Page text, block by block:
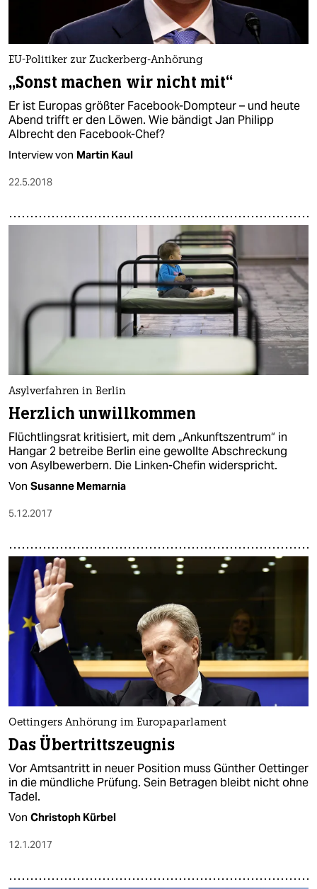
EU-Politiker zur Zuckerberg-Anhörung
„Sonst machen wir nicht mit“
Er ist Europas größter Facebook-Dompteur – und heute
Abend trifft er den Löwen. Wie bändigt Jan Philipp
Albrecht den Facebook-Chef?
Interview von Martin Kaul
22.5.2018
Asylverfahren in Berlin
Herzlich unwillkommen
Flüchtlingsrat kritisiert, mit dem „Ankunftszentrum“ in
Hangar 2 betreibe Berlin eine gewollte Abschreckung
von Asylbewerbern. Die Linken-Chefin widerspricht.
Von Susanne Memarnia
5.12.2017
Oettingers Anhörung im Europaparlament
Das Übertrittszeugnis
Vor Amtsantritt in neuer Position muss Günther Oettinger
in die mündliche Prüfung. Sein Betragen bleibt nicht ohne
Tadel.
Von Christoph Kürbel
12.1.2017